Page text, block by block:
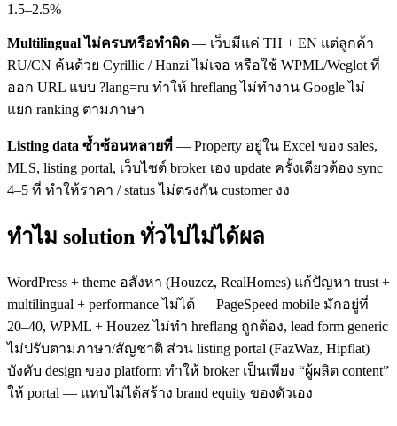
1.5–2.5%
Multilingual ไม่ครบหรือทำผิด — เว็บมีแค่ TH + EN แต่ลูกค้า
RU/CN ค้นด้วย Cyrillic / Hanzi ไม่เจอ หรือใช้ WPML/Weglot ที่
ออก URL แบบ ?lang=ru ทำให้ hreflang ไม่ทำงาน Google ไม่
แยก ranking ตามภาษา
Listing data ซ้ำซ้อนหลายที่ — Property อยู่ใน Excel ของ sales,
MLS, listing portal, เว็บไซต์ broker เอง update ครั้งเดียวต้อง sync
4–5 ที่ ทำให้ราคา / status ไม่ตรงกัน customer งง
ทำไม solution ทั่วไปไม่ได้ผล
WordPress + theme อสังหา (Houzez, RealHomes) แก้ปัญหา trust +
multilingual + performance ไม่ได้ — PageSpeed mobile มักอยู่ที่
20–40, WPML + Houzez ไม่ทำ hreflang ถูกต้อง, lead form generic
ไม่ปรับตามภาษา/สัญชาติ ส่วน listing portal (FazWaz, Hipflat)
บังคับ design ของ platform ทำให้ broker เป็นเพียง “ผู้ผลิต content”
ให้ portal — แทบไม่ได้สร้าง brand equity ของตัวเอง